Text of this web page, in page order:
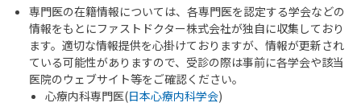
専門医の在籍情報については、各専門医を認定する学会などの
情報をもとにファストドクター株式会社が独自に収集しており
ます。適切な情報提供を心掛けておりますが、情報が更新され
ている可能性がありますので、受診の際は事前に各学会や該当
医院のウェブサイト等をご確認ください。
心療内科専門医(日本心療内科学会)